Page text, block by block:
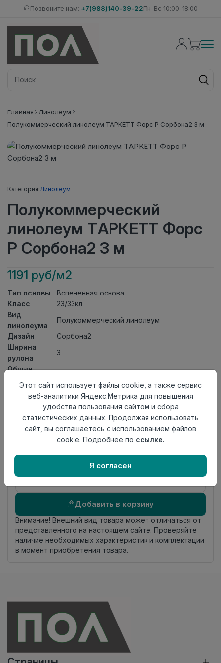
Позвоните нам: +7(988)140-39-22Пн-Вс 10:00-18:00
Главная
Линолеум
Полукоммерческий линолеум ТАРКЕТТ Форс Р Сорбона2 3 м
Категория:Линолеум
Полукоммерческий
линолеум ТАРКЕТТ Форс
Р Сорбона2 3 м
1191 руб/м2
Тип основы
Вспененная основа
Класс
23/33кл
Вид
линолеума
Полукоммерческий линолеум
Дизайн
Сорбона2
Ширина
рулона
3
Общая
Толщина
защитного
0,60мм
АктуальностьАктуален
Страна
происхождения
Россия
9.45 пог. м
Добавить в корзину
Внимание! Внешний вид товара может отличаться от
представленного на настоящем сайте. Проверяйте
наличие необходимых характеристик и комплектации
в момент приобретения товара.
Этот сайт использует файлы cookie, а также сервис
веб-аналитики Яндекс.Метрика для повышения
удобства пользования сайтом и сбора
статистических данных. Продолжая использовать
сайт, вы соглашаетесь с использованием файлов
cookie. Подробнее по ссылке.
Я согласен